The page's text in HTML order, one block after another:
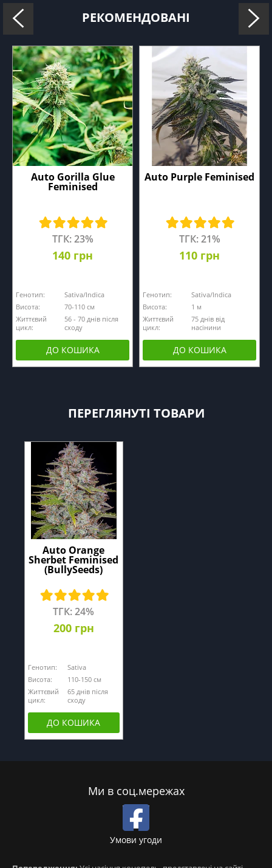
РЕКОМЕНДОВАНІ
Auto Gorilla Glue
Feminised
ТГК: 23%
140 грн
Генотип:
Sativa/Indica
Висота:
70-110 см
Життєвий
цикл:
56 - 70 днів після
сходу
ДО КОШИКА
Auto Purple Feminised
ТГК: 21%
110 грн
Генотип:
Sativa/Indica
Висота:
1 м
Життєвий
цикл:
75 днів від
насінини
ДО КОШИКА
ПЕРЕГЛЯНУТІ ТОВАРИ
Auto Orange
Sherbet Feminised
(BullySeeds)
ТГК: 24%
200 грн
Генотип:
Sativa
Висота:
110-150 см
Життєвий
цикл:
65 днів після
сходу
ДО КОШИКА
Ми в соц.мережах
Умови угоди